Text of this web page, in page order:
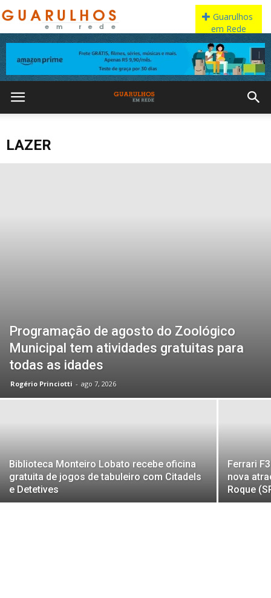
LAZER
Programação de agosto do Zoológico
Municipal tem atividades gratuitas para
todas as idades
Rogério Princiotti - ago 7, 2026
Biblioteca Monteiro Lobato recebe oficina
gratuita de jogos de tabuleiro com Citadels
e Detetives
Ferrari
nova
Roque